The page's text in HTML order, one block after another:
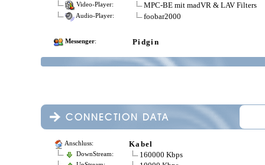
Video-Player: MPC-BE mit madVR & LAV Filters
Audio-Player: foobar2000
Messenger: Pidgin
Anschluss: Kabel
DownStream: 160000 Kbps